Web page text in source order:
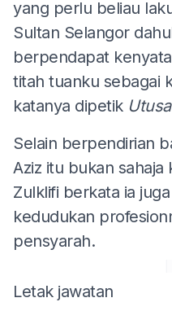
yang perlu beliau
Sultan Selangor
berpendapat
titah tuanku sebagai
katanya dipetik
Selain berpendirian
Aziz itu bukan
Zulklifi berkata ia
kedudukan
pensyarah.
Letak jawatan